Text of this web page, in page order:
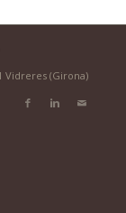
Vidreres (Girona)